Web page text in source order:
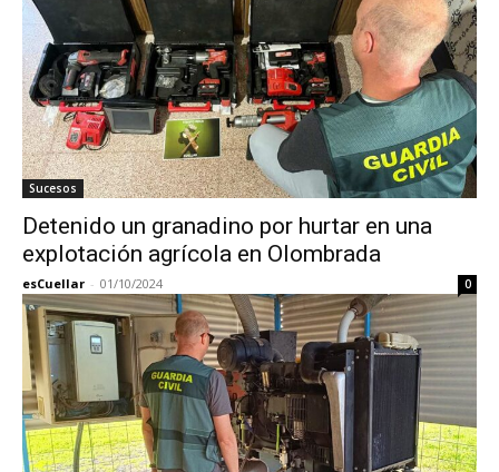
Sucesos
Detenido un granadino por hurtar en una
explotación agrícola en Olombrada
esCuellar - 01/10/2024 0